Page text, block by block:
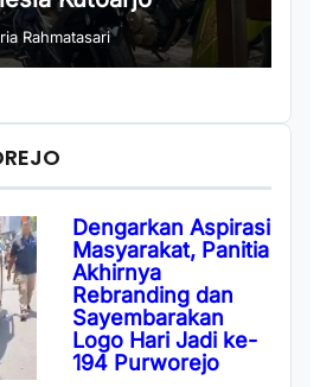
Rahmatasari
Dengarkan Aspirasi
Masyarakat, Panitia
Akhirnya
Rebranding dan
Sayembarakan
Logo Hari Jadi ke-
194 Purworejo